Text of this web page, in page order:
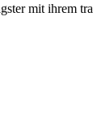
mit ihrem